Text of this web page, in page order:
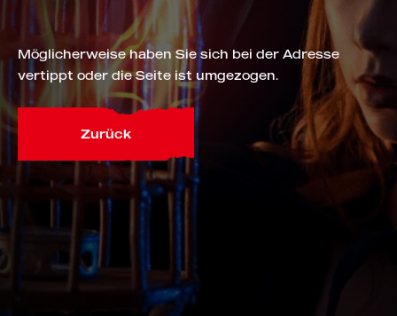
Möglicherweise haben Sie sich bei der Adresse
vertippt oder die Seite ist umgezogen.
Zurück